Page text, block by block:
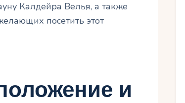
Калдейра Велья, а также
посетить этот
и